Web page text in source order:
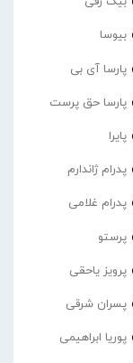
بیوسا
پارسا آی بی
پارسا حق پرست
پایرا
پدرام ژاندارم
پدرام غلامی
پرستو
پرویز یاحقی
پسران شرقی
پوریا ابراهیمی